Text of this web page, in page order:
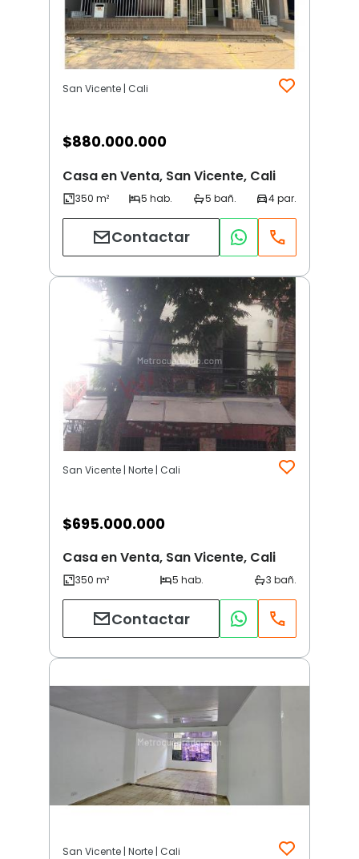
San Vicente | Cali
$880.000.000
Casa en Venta, San Vicente, Cali
Contactar
San Vicente | Norte | Cali
$695.000.000
Casa en Venta, San Vicente, Cali
Contactar
San Vicente | Norte | Cali